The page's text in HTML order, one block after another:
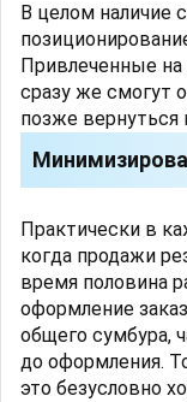
В целом наличие
Привлеченные
сразу же смогут
позже вернуться
Практически в
когда продажи
время половина
оформление
общего сумбура,
до оформления.
это безусловно